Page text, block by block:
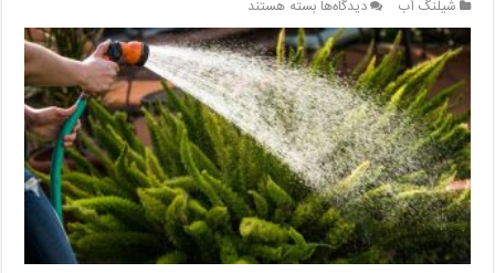
شیلنگ آب دیدگاه‌هابرای
فروش
بهترین
شیلنگ
آب
معمولی
بسته هستند